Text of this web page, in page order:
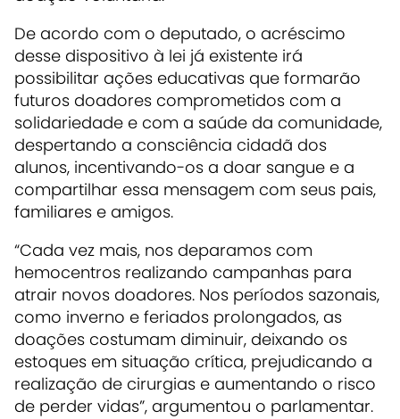
De acordo com o deputado, o acréscimo
desse dispositivo à lei já existente irá
possibilitar ações educativas que formarão
futuros doadores comprometidos com a
solidariedade e com a saúde da comunidade,
despertando a consciência cidadã dos
alunos, incentivando-os a doar sangue e a
compartilhar essa mensagem com seus pais,
familiares e amigos.
“Cada vez mais, nos deparamos com
hemocentros realizando campanhas para
atrair novos doadores. Nos períodos sazonais,
como inverno e feriados prolongados, as
doações costumam diminuir, deixando os
estoques em situação crítica, prejudicando a
realização de cirurgias e aumentando o risco
de perder vidas”, argumentou o parlamentar.